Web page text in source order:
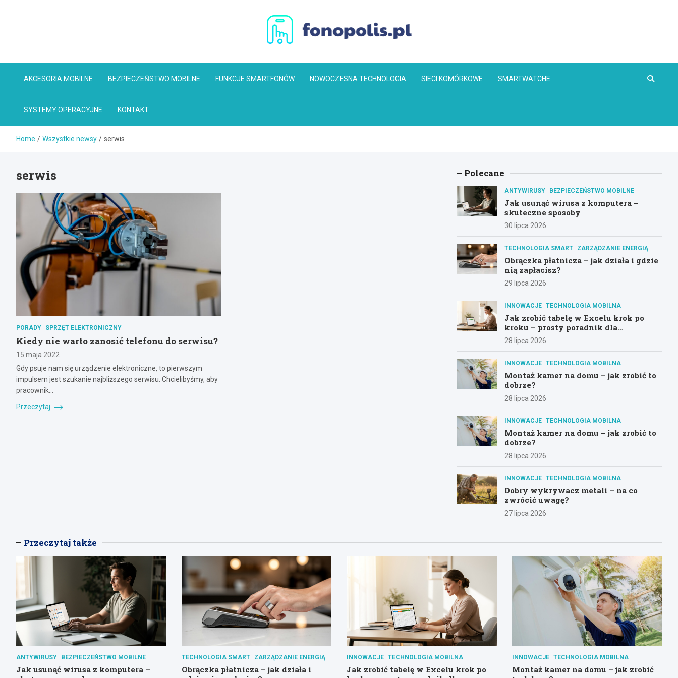
Fonopolis.pl
AKCESORIA MOBILNE BEZPIECZEŃSTWO MOBILNE FUNKCJE SMARTFONÓW NOWOCZESNA TECHNOLOGIA SIECI KOMÓRKOWE SMARTWATCHE
SYSTEMY OPERACYJNE KONTAKT
Home Wszystkie newsy serwis
serwis
PORADY SPRZĘT ELEKTRONICZNY
Kiedy nie warto zanosić telefonu do serwisu?
15 maja 2022
Gdy psuje nam się urządzenie elektroniczne, to pierwszym
impulsem jest szukanie najbliższego serwisu. Chcielibyśmy, aby
pracownik…
Przeczytaj
Polecane
ANTYWIRUSY BEZPIECZEŃSTWO MOBILNE
Jak usunąć wirusa z komputera –
skuteczne sposoby
30 lipca 2026
TECHNOLOGIA SMART ZARZĄDZANIE ENERGIĄ
Obrączka płatnicza – jak działa i gdzie
nią zapłacisz?
29 lipca 2026
INNOWACJE TECHNOLOGIA MOBILNA
Jak zrobić tabelę w Excelu krok po
kroku – prosty poradnik dla
początkujących
28 lipca 2026
INNOWACJE TECHNOLOGIA MOBILNA
Montaż kamer na domu – jak zrobić to
dobrze?
28 lipca 2026
INNOWACJE TECHNOLOGIA MOBILNA
Montaż kamer na domu – jak zrobić to
dobrze?
28 lipca 2026
INNOWACJE TECHNOLOGIA MOBILNA
Dobry wykrywacz metali – na co
zwrócić uwagę?
27 lipca 2026
Przeczytaj także
ANTYWIRUSY BEZPIECZEŃSTWO MOBILNE
Jak usunąć wirusa z komputera –
TECHNOLOGIA SMART ZARZĄDZANIE ENERGIĄ
Obrączka płatnicza – jak działa i
INNOWACJE TECHNOLOGIA MOBILNA
Jak zrobić tabelę w Excelu krok po
INNOWACJE TECHNOLOGIA MOBILNA
Montaż kamer na domu – jak zrobić